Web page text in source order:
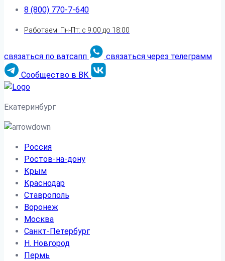
8 (800) 770-7-640
Работаем: Пн-Пт: с 9:00 до 18:00
связаться по ватсапп
связаться через телеграмм
Сообщество в ВК
Екатеринбург
Россия
Ростов-на-дону
Крым
Краснодар
Ставрополь
Воронеж
Москва
Санкт-Петербург
Н. Новгород
Пермь